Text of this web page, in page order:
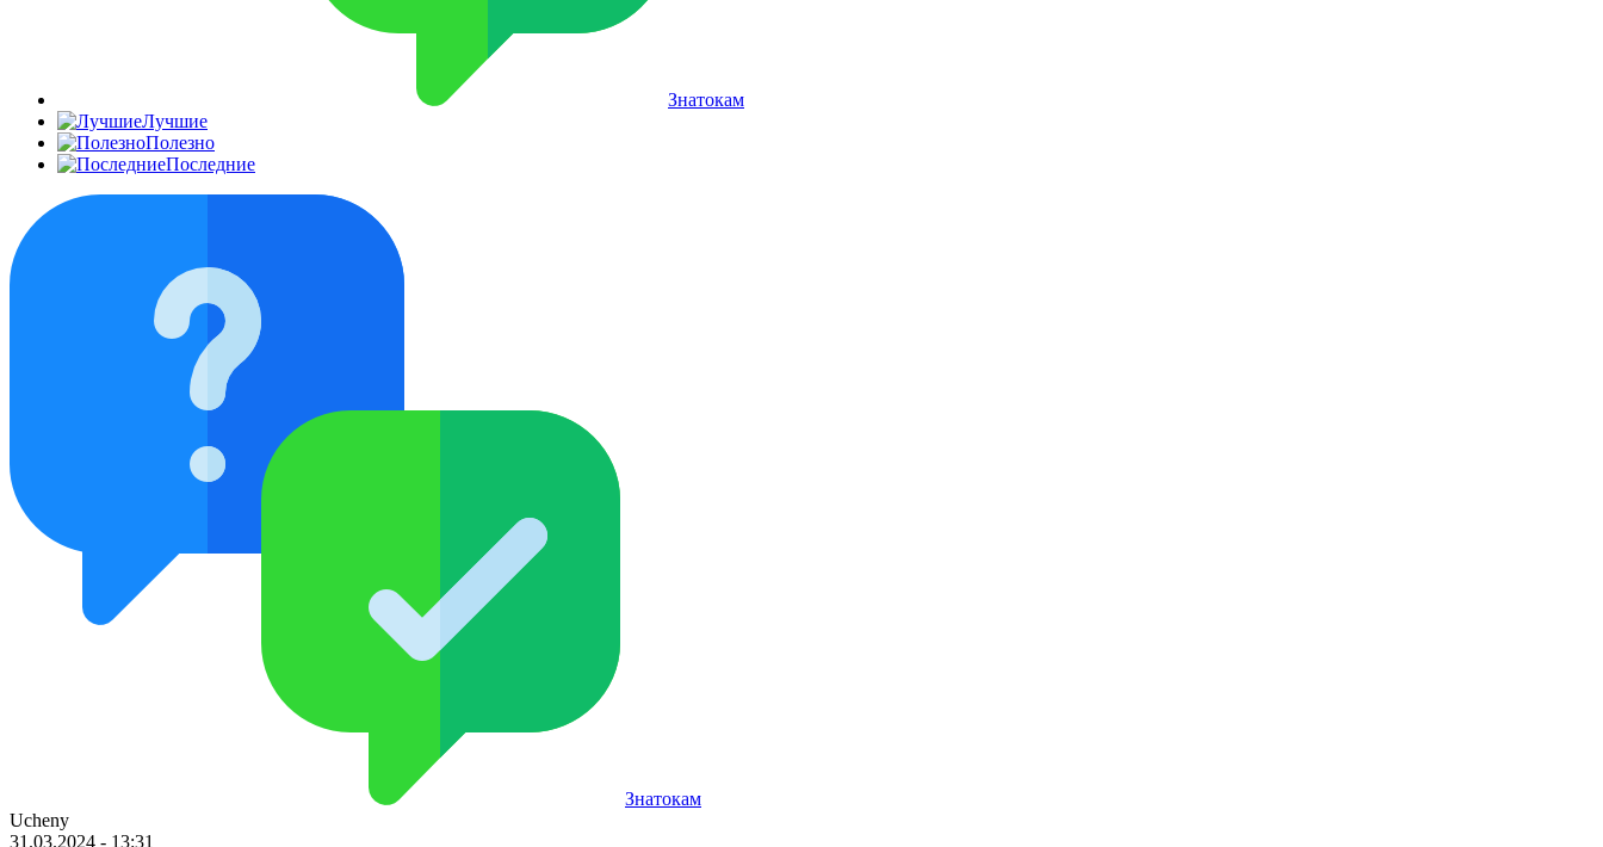
Знатокам
Лучшие
Полезно
Последние
Знатокам
Ucheny
31.03.2024 - 13:31